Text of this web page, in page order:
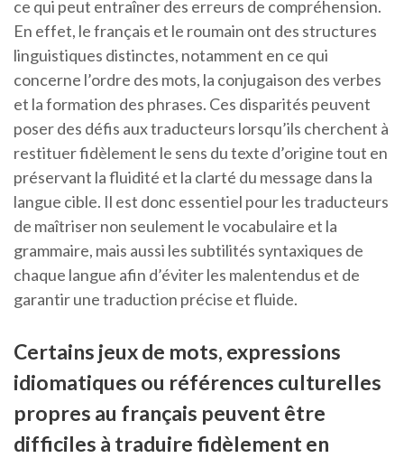
ce qui peut entraîner des erreurs de compréhension.
En effet, le français et le roumain ont des structures
linguistiques distinctes, notamment en ce qui
concerne l’ordre des mots, la conjugaison des verbes
et la formation des phrases. Ces disparités peuvent
poser des défis aux traducteurs lorsqu’ils cherchent à
restituer fidèlement le sens du texte d’origine tout en
préservant la fluidité et la clarté du message dans la
langue cible. Il est donc essentiel pour les traducteurs
de maîtriser non seulement le vocabulaire et la
grammaire, mais aussi les subtilités syntaxiques de
chaque langue afin d’éviter les malentendus et de
garantir une traduction précise et fluide.
Certains jeux de mots, expressions
idiomatiques ou références culturelles
propres au français peuvent être
difficiles à traduire fidèlement en